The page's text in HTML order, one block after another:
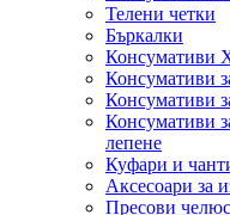
Телени четки
Бъркалки
Консумативи
Консумативи
Консумативи
Консумативи
лепене
Куфари и
Аксесоари за
Пресови